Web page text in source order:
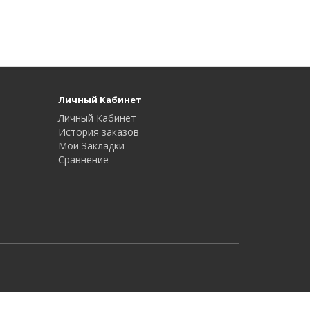
Личный Кабинет
Личный Кабинет
История заказов
Мои Закладки
Сравнение